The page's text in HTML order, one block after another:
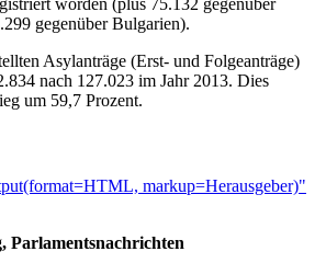
gegenüber Bulgarien).
Asylanträge (Erst- und Folgeanträge)
nach 127.023 im Jahr 2013. Dies
um 59,7 Prozent.
markup=Herausgeber)"
Parlamentsnachrichten